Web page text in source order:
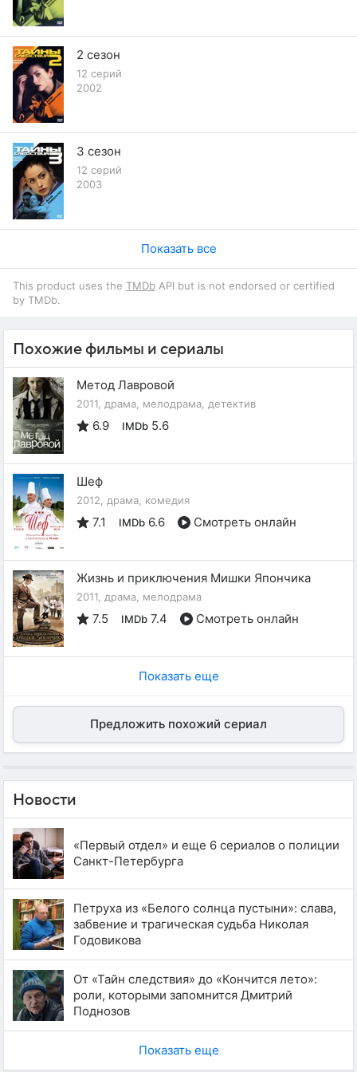
непосредственно перед тем, как нашли труп.
2 сезон
12 серий
2002
3 сезон
12 серий
2003
Показать все
This product uses the TMDb API but is not endorsed or certified
by TMDb.
Похожие фильмы и сериалы
Метод Лавровой
2011, драма, мелодрама, детектив
6.9 IMDb 5.6
Шеф
2012, драма, комедия
7.1 IMDb 6.6 Смотреть онлайн
Жизнь и приключения Мишки Япончика
2011, драма, мелодрама
7.5 IMDb 7.4 Смотреть онлайн
Показать еще
Предложить похожий сериал
Новости
«Первый отдел» и еще 6 сериалов о полиции
Санкт-Петербурга
Петруха из «Белого солнца пустыни»: слава,
забвение и трагическая судьба Николая
Годовикова
От «Тайн следствия» до «Кончится лето»:
роли, которыми запомнится Дмитрий
Поднозов
Показать еще